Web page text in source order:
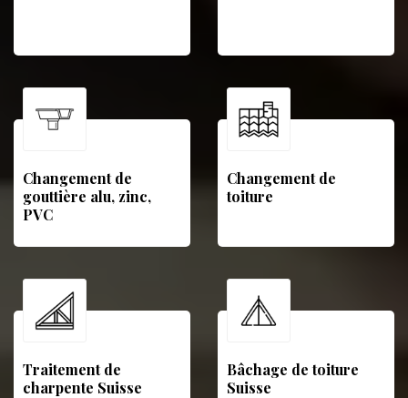
Changement de
gouttière alu, zinc,
PVC
Changement de
toiture
Traitement de
charpente Suisse
Bâchage de toiture
Suisse